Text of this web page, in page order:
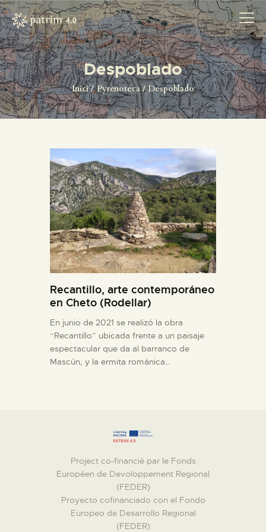
Despoblado
Inici Pyrenoteca Despoblado
INICI
PYRENOTECA 4.0
LA XARXA
CONTACTE
PROJECTES
Recantillo, arte contemporáneo
en Cheto (Rodellar)
En junio de 2021 se realizó la obra
“Recantillo” ubicada frente a un paisaje
espectacular que da al barranco de
Mascún, y la ermita románica…
Project co-financié par le Fonds
Européen de Devoloppement Regional
(FEDER)
Proyecto cofinanciado con el Fondo
Europeo de Desarrollo Regional
(FEDER)